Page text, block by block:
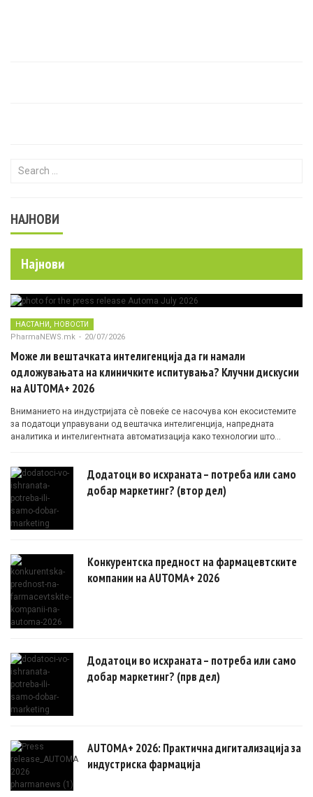
Search for:
НАЈНОВИ
Најнови
НАСТАНИ НОВОСТИ
PharmaNEWS.mk - 20/07/2026
Може ли вештачката интелигенција да ги намали
одложувањата на клиничките испитувања? Клучни дискусии
на AUTOMA+ 2026
Вниманието на индустријата сè повеќе се насочува кон екосистемите
за податоци управувани од вештачка интелигенција, напредната
аналитика и интелигентната автоматизација како технологии што
Додатоци во исхраната – потреба или само
добар маркетинг? (втор дел)
Конкурентска предност на фармацевтските
компании на AUTOMA+ 2026
Додатоци во исхраната – потреба или само
добар маркетинг? (прв дел)
AUTOMA+ 2026: Практична дигитализација за
индустриска фармација